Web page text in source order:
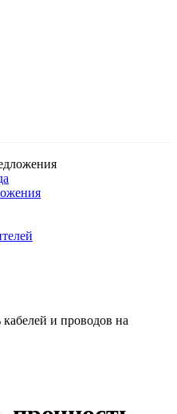
кабелей и проводов на